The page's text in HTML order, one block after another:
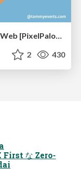
2 430
な Zero-